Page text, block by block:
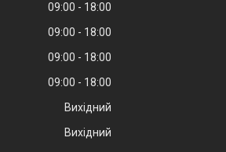
09:00
18:00
09:00
18:00
09:00
18:00
09:00
18:00
Вихідний
Вихідний